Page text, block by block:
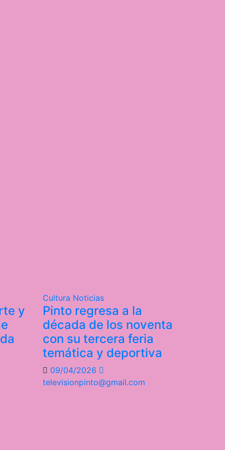
y
Cultura Noticias
Pinto regresa a la
década de los noventa
con su tercera feria
temática y deportiva
09/04/2026
televisionpinto@gmail.com